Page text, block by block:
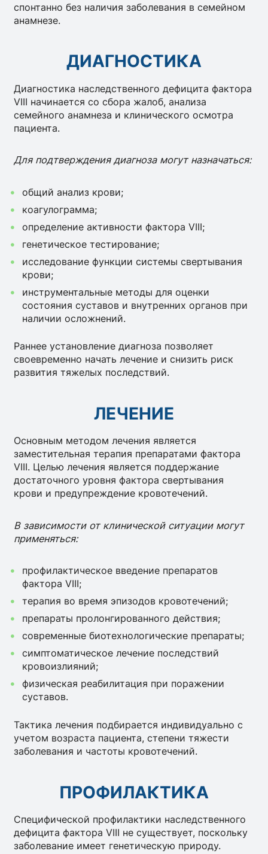
спонтанно без наличия заболевания в семейном
анамнезе.
ДИАГНОСТИКА
Диагностика наследственного дефицита фактора
VIII начинается со сбора жалоб, анализа
семейного анамнеза и клинического осмотра
пациента.
Для подтверждения диагноза могут назначаться:
общий анализ крови;
коагулограмма;
определение активности фактора VIII;
генетическое тестирование;
исследование функции системы свертывания
крови;
инструментальные методы для оценки
состояния суставов и внутренних органов при
наличии осложнений.
Раннее установление диагноза позволяет
своевременно начать лечение и снизить риск
развития тяжелых последствий.
ЛЕЧЕНИЕ
Основным методом лечения является
заместительная терапия препаратами фактора
VIII. Целью лечения является поддержание
достаточного уровня фактора свертывания
крови и предупреждение кровотечений.
В зависимости от клинической ситуации могут
применяться:
профилактическое введение препаратов
фактора VIII;
терапия во время эпизодов кровотечений;
препараты пролонгированного действия;
современные биотехнологические препараты;
симптоматическое лечение последствий
кровоизлияний;
физическая реабилитация при поражении
суставов.
Тактика лечения подбирается индивидуально с
учетом возраста пациента, степени тяжести
заболевания и частоты кровотечений.
ПРОФИЛАКТИКА
Специфической профилактики наследственного
дефицита фактора VIII не существует, поскольку
заболевание имеет генетическую природу.